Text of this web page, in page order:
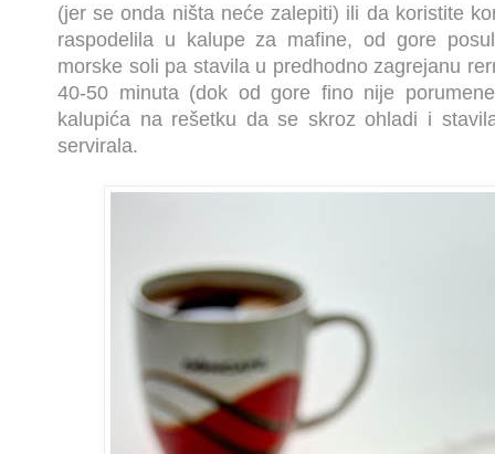
(jer se onda ništa neće zalepiti) ili da koristite
raspodelila u kalupe za mafine, od gore
morske soli pa stavila u predhodno zagrejanu
40-50 minuta (dok od gore fino nije
kalupića na rešetku da se skroz ohladi i
servirala.